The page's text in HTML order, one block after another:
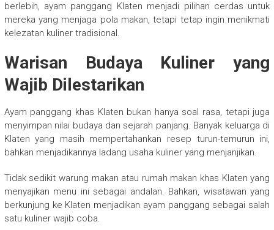
berlebih, ayam panggang Klaten menjadi pilihan cerdas untuk
mereka yang menjaga pola makan, tetapi tetap ingin menikmati
kelezatan kuliner tradisional.
Warisan Budaya Kuliner yang
Wajib Dilestarikan
Ayam panggang khas Klaten bukan hanya soal rasa, tetapi juga
menyimpan nilai budaya dan sejarah panjang. Banyak keluarga di
Klaten yang masih mempertahankan resep turun-temurun ini,
bahkan menjadikannya ladang usaha kuliner yang menjanjikan.
Tidak sedikit warung makan atau rumah makan khas Klaten yang
menyajikan menu ini sebagai andalan. Bahkan, wisatawan yang
berkunjung ke Klaten menjadikan ayam panggang sebagai salah
satu kuliner wajib coba.